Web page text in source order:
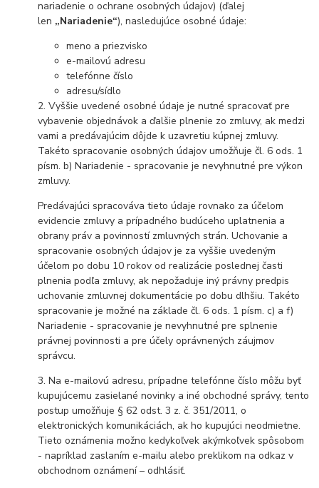
nariadenie o ochrane osobných údajov) (ďalej
len „Nariadenie“), nasledujúce osobné údaje:
meno a priezvisko
e-mailovú adresu
telefónne číslo
adresu/sídlo
2. Vyššie uvedené osobné údaje je nutné spracovať pre
vybavenie objednávok a ďalšie plnenie zo zmluvy, ak medzi
vami a predávajúcim dôjde k uzavretiu kúpnej zmluvy.
Takéto spracovanie osobných údajov umožňuje čl. 6 ods. 1
písm. b) Nariadenie - spracovanie je nevyhnutné pre výkon
zmluvy.
Predávajúci spracováva tieto údaje rovnako za účelom
evidencie zmluvy a prípadného budúceho uplatnenia a
obrany práv a povinností zmluvných strán. Uchovanie a
spracovanie osobných údajov je za vyššie uvedeným
účelom po dobu 10 rokov od realizácie poslednej časti
plnenia podľa zmluvy, ak nepožaduje iný právny predpis
uchovanie zmluvnej dokumentácie po dobu dlhšiu. Takéto
spracovanie je možné na základe čl. 6 ods. 1 písm. c) a f)
Nariadenie - spracovanie je nevyhnutné pre splnenie
právnej povinnosti a pre účely oprávnených záujmov
správcu.
3. Na e-mailovú adresu, prípadne telefónne číslo môžu byť
kupujúcemu zasielané novinky a iné obchodné správy, tento
postup umožňuje § 62 odst. 3 z. č. 351/2011, o
elektronických komunikáciách, ak ho kupujúci neodmietne.
Tieto oznámenia možno kedykoľvek akýmkoľvek spôsobom
- napríklad zaslaním e-mailu alebo preklikom na odkaz v
obchodnom oznámení – odhlásiť.